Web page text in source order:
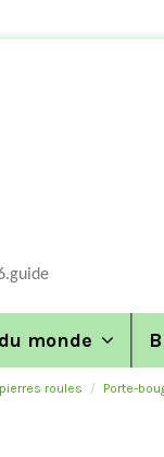
monde
roules Porte-